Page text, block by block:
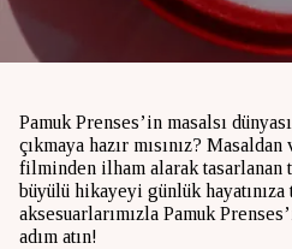
Pamuk Prenses’in masalsı
çıkmaya hazır mısınız?
filminden ilham alarak tasarlanan
büyülü hikayeyi günlük hayatınıza
aksesuarlarımızla Pamuk
adım atın!